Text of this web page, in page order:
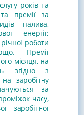
років та
премії за
палива,
енергії;
роботи
Премії
місяця, на
згідно з
заробітну
за
часу,
заробітної